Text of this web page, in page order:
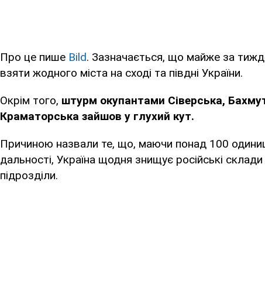
Про це пише Bild. Зазначається, що майже за
взяти жодного міста на сході та півдні України.
Окрім того, штурм окупантами Сіверська,
Краматорська зайшов у глухий кут.
Причиною назвали те, що, маючи понад 100
дальності, Україна щодня знищує російські
підрозділи.